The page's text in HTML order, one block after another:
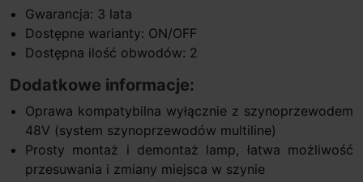
Gwarancja: 3 lata
Dostępne warianty: ON/OFF
Dostępna ilość obwodów: 2
Dodatkowe informacje:
Oprawa kompatybilna wyłącznie z szynoprzewodem
48V (system szynoprzewodów multiline)
Prosty montaż i demontaż lamp, łatwa możliwość
przesuwania i zmiany miejsca w szynie